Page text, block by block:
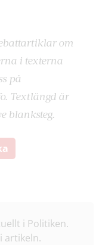
om
i texterna
på
Textlängd är
blanksteg.
i Politiken.
artikeln.